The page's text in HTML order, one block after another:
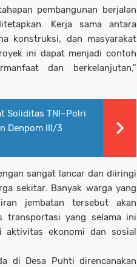
pembangunan berjalan
Kerja sama antara
konstruksi, dan masyarakat
ini dapat menjadi contoh
dan berkelanjutan,"
Soliditas TNI–Polri
Denpom III/3
sangat lancar dan diiringi
sekitar. Banyak warga yang
jembatan tersebut akan
transportasi yang selama ini
aktivitas ekonomi dan sosial
di Desa Puhti direncanakan